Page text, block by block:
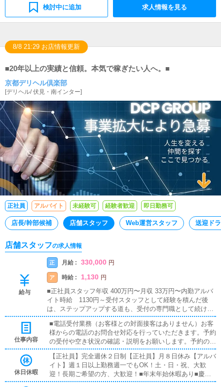
検討中に追加 求人情報を見る
8/8 21:29 お店情報更新
■20年以上の実績と信頼。本気で稼ぎたい人へ。■
京都デリヘル倶楽部
[デリヘル/伏見・南インター]
正社員 アルバイト 未経験可 経験者歓迎 即日勤務可
店長/幹部候補 店舗スタッフ Web運営スタッフ 送迎ド
店舗スタッフの求人情報
給与
正 月給 : 330,000 円
ア 時給 : 1,130 円
■正社員スタッフ年収 400万円〜月収 33万円〜内勤アルバ
イト時給 1130円～受付スタッフとして経験を積んだ後
は、ステップアップする道も、受付の専門職として続ける
道も選べます。働き方や将来の方向性は、ご自身の希望を
尊重します。能力や成長に応じて、昇給・評価を行いま
す。残業は基本的にありません。やむを得ず発生した場合
も、勤務時間の調整により別日に早く退勤できます。無理
なく、長く続けられる環境です。・研修期間有 ・日払い可
能・昇給、賞与有 ・交通費支給・社員寮完備・歩合給有・
車両通勤可能・忌引休暇有・幹部登用有
仕事内容
■電話受付業務（お客様との対面接客はありません）お客
様からの電話のお問合せ対応を行っていただきます。予約
の受付や空き状況の確認・説明をお願いします。予約の確
定後はキャストやドライバーに通達します。簡単なマニュ
アルや先輩スタッフに気軽に聞ける環境ですので、未経験
でも安心して働けます。■PC更新業務ヘブンネットなど、
ポータルサイト等の店舗情報更新作業を行っていただきま
休日休暇
【正社員】完全週休２日制【正社員】月８日休み【アルバ
イト】週１日以上勤務週一でもOK！土・日・祝、大歓
迎！長期ご希望の方、大歓迎！■年末年始休暇あり■慶弔
休暇あり